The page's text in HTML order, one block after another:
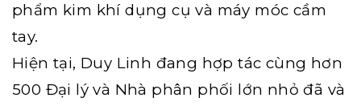
phẩm kim khí dụng cụ và máy móc cầm
tay.
Hiện tại, Duy Linh đang hợp tác cùng hơn
500 Đại lý và Nhà phân phối lớn nhỏ đã và